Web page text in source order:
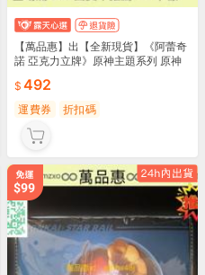
【萬品惠】出【全新現貨】《阿蕾奇
諾 亞克力立牌》原神主題系列 原神
492
運費券 折扣碼